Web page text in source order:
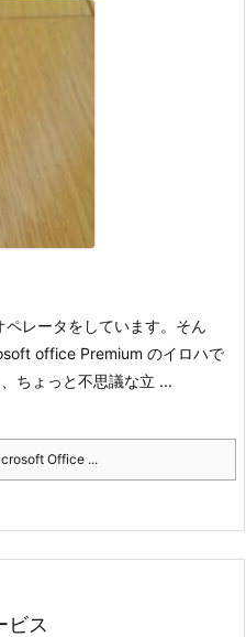
レータをしています。そん
office Premium のイロハで
ちょっと不思議な立 ...
Office ...
ス